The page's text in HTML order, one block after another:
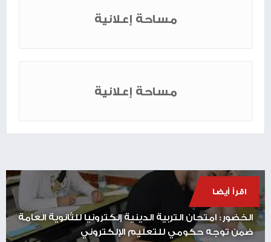
مساحة إعلانية
مساحة إعلانية
اقرأ أيضا
الخضور: امتحان التربية الدينية إلكترونيا للثانوية العامة
ضمن توجه حكومي للتعليم الإلكتروني